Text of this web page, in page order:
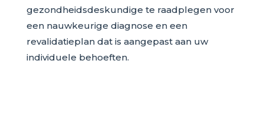
gezondheidsdeskundige te raadplegen voor
een nauwkeurige diagnose en een
revalidatieplan dat is aangepast aan uw
individuele behoeften.